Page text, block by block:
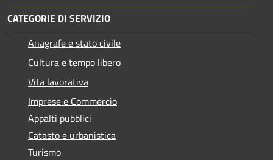
CATEGORIE DI SERVIZIO
Anagrafe e stato civile
Cultura e tempo libero
Vita lavorativa
Imprese e Commercio
Appalti pubblici
Catasto e urbanistica
Turismo